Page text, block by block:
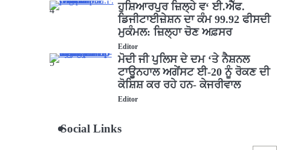
4
ਹੁਸ਼ਿਆਰਪੁਰ ਜ਼ਿਲ੍ਹੇ ਵ‘ ਈ.ਐੱਫ.
ਡਿਜੀਟਾਈਜ਼ੇਸ਼ਨ ਦਾ ਕੰਮ 99.92 ਫੀਸਦੀ
ਮੁਕੰਮਲ: ਜ਼ਿਲ੍ਹਾ ਚੋਣ ਅਫ਼ਸਰ
Editor
5
ਮੋਦੀ ਜੀ ਪੁਲਿਸ ਦੇ ਦਮ ‘ਤੇ ਨੈਸ਼ਨਲ
ਟਾਊਨਹਾਲ ਅਗੇਂਸਟ ਈ-20 ਨੂੰ ਰੋਕਣ ਦੀ
ਕੋਸ਼ਿਸ਼ ਕਰ ਰਹੇ ਹਨ- ਕੇਜਰੀਵਾਲ
Editor
Social Links